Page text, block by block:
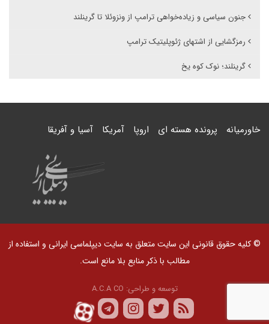
جنون سیاسی و زیاده‌خواهی ترامپ از ونزوئلا تا گرینلند
رمزگشایی از اشتهای ژئوپلیتیک ترامپ
گرینلند؛ نوک کوه یخ
خاورمیانه پرونده هسته ای اروپا آمریکا آسیا و آفریقا
© کلیه حقوق قانونی این سایت متعلق به سایت دیپلماسی ایرانی و استفاده از
مطالب با ذکر منابع بلا مانع است.
توسعه و طراحی: A.C.A CO